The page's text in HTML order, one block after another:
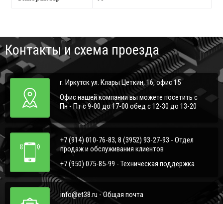
Контакты и схема проезда
г. Иркутск ул. Клары Цеткин, 16, офис 15
Офис нашей компании вы можете посетить с
Пн - Пт с 9-00 до 17-00 обед с 12-30 до 13-20
+7 (914) 010-76-83, 8 (3952) 93-27-93 - Отдел
продаж и обслуживания клиентов
+7 (950) 075-85-99 - Техническая поддержка
info@et38.ru - Общая почта